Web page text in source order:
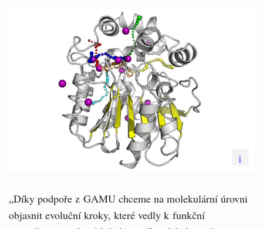
i
„Díky podpoře z GAMU chceme na molekulární úrovni
objasnit evoluční kroky, které vedly k funkční